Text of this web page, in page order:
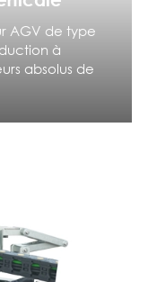
AGV de type
à
absolus de